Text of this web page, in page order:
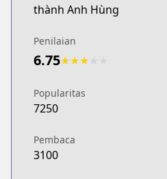
thành Anh Hùng
Penilaian
6.75★★★
Popularitas
7250
Pembaca
3100